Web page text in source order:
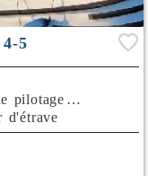
5
pilotage
d'étrave